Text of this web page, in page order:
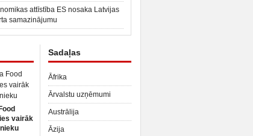
attīstība ES nosaka Latvijas
samazinājumu
vairāk
Sadaļas
Āfrika
Ārvalstu uzņēmumi
Austrālija
Āzija